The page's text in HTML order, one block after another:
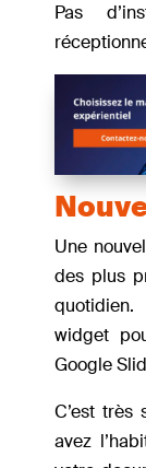
Pas
Une
des plus
widget
Google
C’est très
avez